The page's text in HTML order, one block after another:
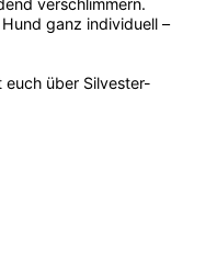
verschlimmern.
ganz individuell –
über Silvester-